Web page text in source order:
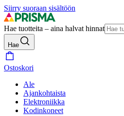
Siirry suoraan sisältöön
Hae tuotteita – aina halvat hinnat
Hae
Ostoskori
Ale
Ajankohtaista
Elektroniikka
Kodinkoneet